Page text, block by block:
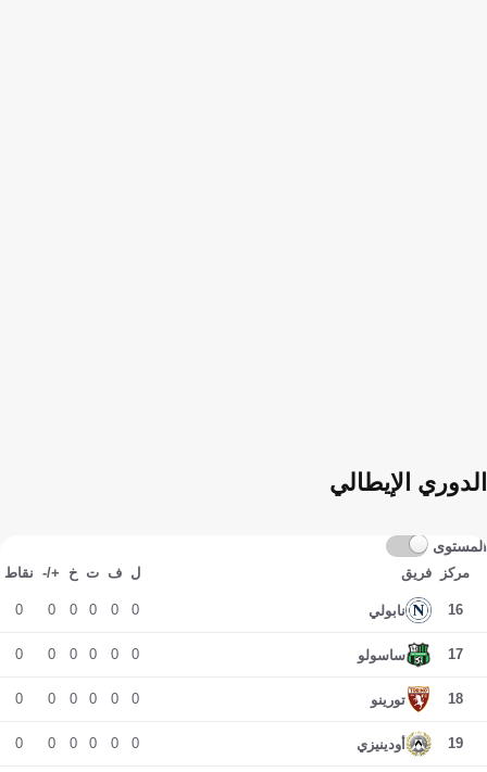
الدوري الإيطالي
المستوى
مركز فريق ل ف ت خ +/- نقاط
16 نابولي 0
0
0
0
0
0
17 ساسولو 0
0
0
0
0
0
18 تورينو 0
0
0
0
0
0
19 أودينيزي 0
0
0
0
0
0